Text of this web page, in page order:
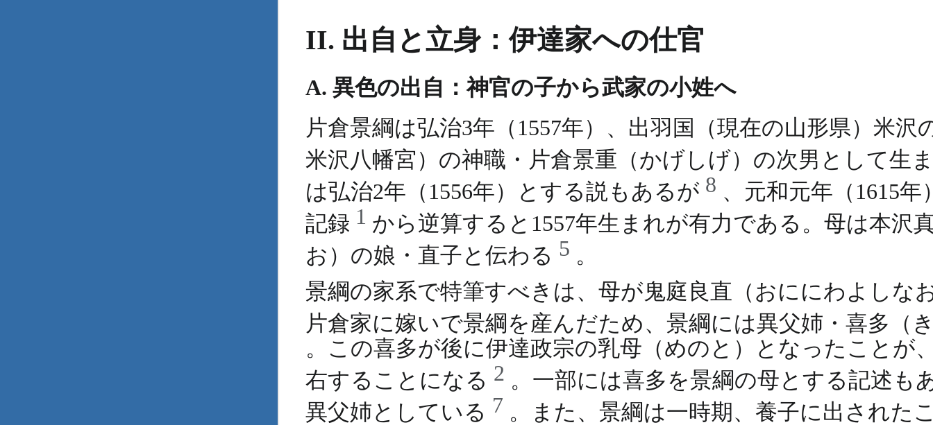
II. 出自と立身：伊達家への仕官
A. 異色の出自：神官の子から武家の小姓へ
片倉景綱は弘治3年（1557年）、出羽国（現在の山形県）米沢
米沢八幡宮）の神職・片倉景重（かげしげ）の次男として生
は弘治2年（1556年）とする説もあるが 8 、元和元年（1615
記録 1 から逆算すると1557年生まれが有力である。母は本沢
お）の娘・直子と伝わる 5 。
景綱の家系で特筆すべきは、母が鬼庭良直（おににわよしな
片倉家に嫁いで景綱を産んだため、景綱には異父姉・喜多（
。この喜多が後に伊達政宗の乳母（めのと）となったことが
右することになる 2 。一部には喜多を景綱の母とする記述も
異父姉としている 7 。また、景綱は一時期、養子に出された